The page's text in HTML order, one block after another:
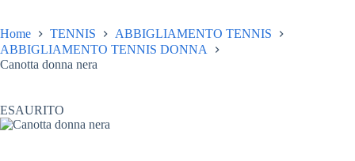
Home TENNIS
ABBIGLIAMENTO TENNIS
ABBIGLIAMENTO TENNIS DONNA
Canotta donna nera
ESAURITO